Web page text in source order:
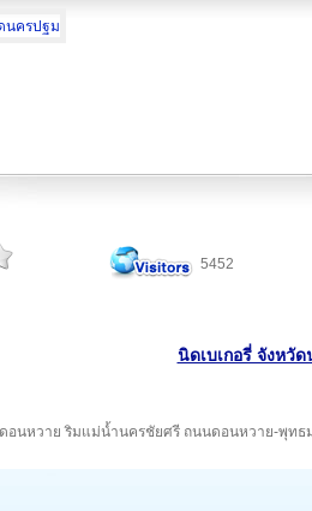
5452
นิดเบเกอรี่ จังหวั
อนหวาย ริมแม่น้ำนครชัยศรี ถนนดอนหวาย-พุท